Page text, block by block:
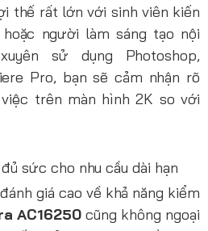
thế rất lớn với sinh viên kiến
người làm sáng tạo nội
sử dụng Photoshop,
Pro, bạn sẽ cảm nhận rõ
trên màn hình 2K so với
sức cho nhu cầu dài hạn
giá cao về khả năng kiểm
AC16250cũng không ngoại